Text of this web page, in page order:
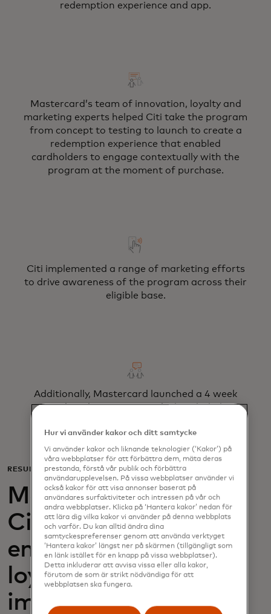
redemption experience and app.
Mastercard’s team of innovation, loyalty and
marketing experts helped Citi take the program
from concept to testing to launch to create a
redemption experience that enabled
cardholders to engage contextually with the
program at the moment of purchase.
Citi implemented a range of marketing efforts
to drive awareness of the program across their
eligible base.
Additionally, Mastercard launched a 4 week
social media campaign, which included 6
RESULT
Mastercard helped
Citi increase their
engagement of their
loyalty program and
improvement of
Hur vi använder kakor och ditt samtycke
Vi använder kakor och liknande teknologier (‘Kakor’) på
våra webbplatser för att förbättra dem, mäta deras
prestanda, förstå vår publik och förbättra
användarupplevelsen. På vissa webbplatser använder vi
också kakor för att visa annonser baserat på
användares surfaktiviteter och intressen på vår och
andra webbplatser. Klicka på ‘Hantera kakor’ nedan för
att lära dig vilka kakor vi använder på denna webbplats
och varför. Du kan alltid ändra dina
samtyckespreferenser genom att använda verktyget
‘Hantera kakor’ längst ner på skärmen (tillgängligt som
en länk istället för en knapp på vissa webbplatser).
Detta inkluderar att avvisa vissa eller alla kakor,
förutom de som är strikt nödvändiga för att
webbplatsen ska fungera.